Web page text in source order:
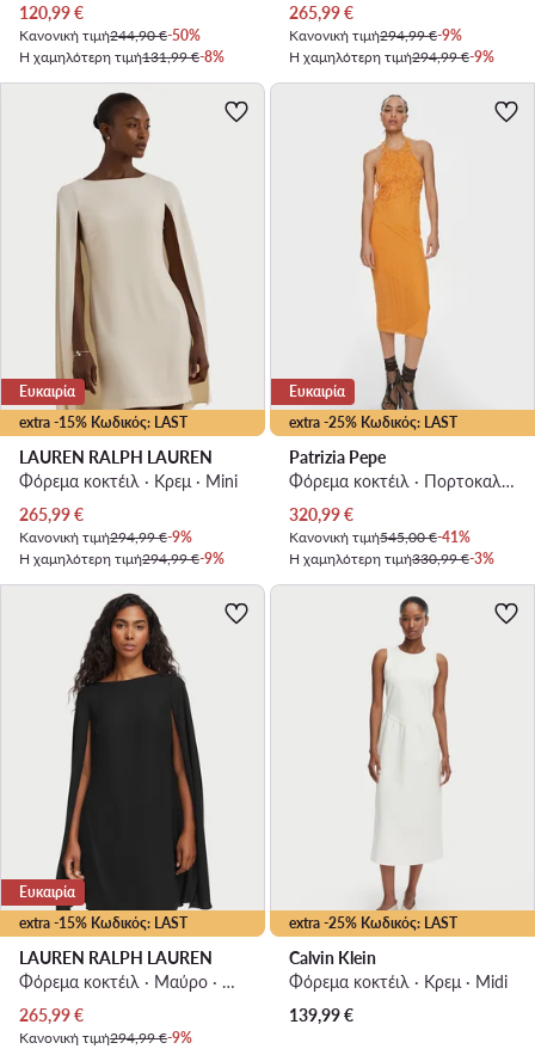
Τρέχουσα τιμή
120,99€
Κανονική τιμή244,90 €-50%
Η χαμηλότερη τιμή131,99 €-8%
Τρέχουσα τιμή
265,99€
Κανονική τιμή294,99 €-9%
Η χαμηλότερη τιμή294,99 €-9%
extra -15% Κωδικός: LAST
Ευκαιρία
LAUREN RALPH LAUREN
Φόρεμα κοκτέιλ · Κρεμ · Mini
Τρέχουσα τιμή
265,99€
Κανονική τιμή294,99 €-9%
Η χαμηλότερη τιμή294,99 €-9%
extra -25% Κωδικός: LAST
Ευκαιρία
Patrizia Pepe
Φόρεμα κοκτέιλ · Πορτοκαλί · Midi
Τρέχουσα τιμή
320,99€
Κανονική τιμή545,00 €-41%
Η χαμηλότερη τιμή330,99 €-3%
extra -15% Κωδικός: LAST
Ευκαιρία
LAUREN RALPH LAUREN
Φόρεμα κοκτέιλ · Μαύρο · Mini
Τρέχουσα τιμή
265,99€
Κανονική τιμή294,99 €-9%
extra -25% Κωδικός: LAST
Calvin Klein
Φόρεμα κοκτέιλ · Κρεμ · Midi
139,99€